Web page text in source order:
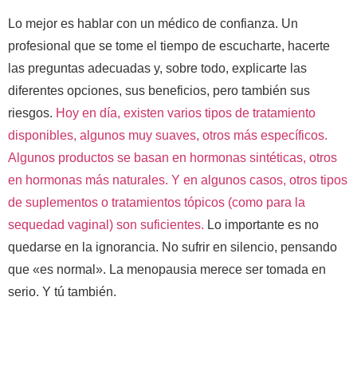
Lo mejor es hablar con un médico de confianza. Un
profesional que se tome el tiempo de escucharte, hacerte
las preguntas adecuadas y, sobre todo, explicarte las
diferentes opciones, sus beneficios, pero también sus
riesgos. Hoy en día, existen varios tipos de tratamiento
disponibles, algunos muy suaves, otros más específicos.
Algunos productos se basan en hormonas sintéticas, otros
en hormonas más naturales. Y en algunos casos, otros tipos
de suplementos o tratamientos tópicos (como para la
sequedad vaginal) son suficientes. Lo importante es no
quedarse en la ignorancia. No sufrir en silencio, pensando
que «es normal». La menopausia merece ser tomada en
serio. Y tú también.